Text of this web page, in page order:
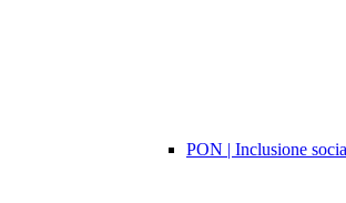
PON | Inclusione